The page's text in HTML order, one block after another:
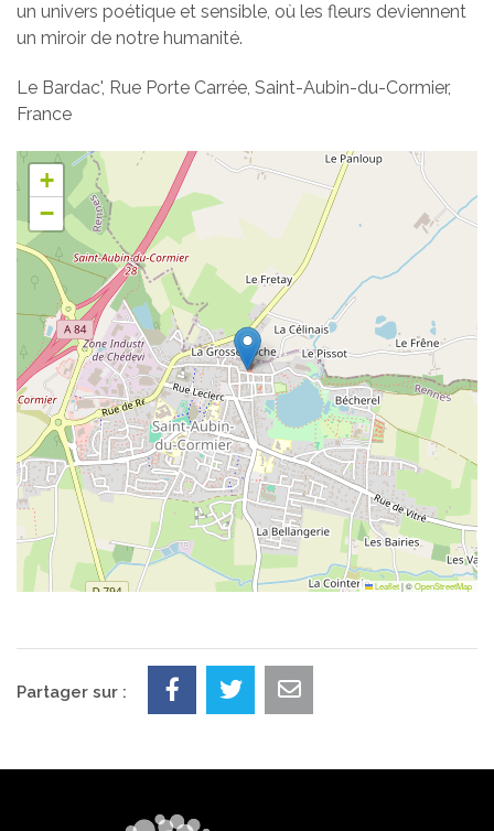
un univers poétique et sensible, où les fleurs deviennent
un miroir de notre humanité.
Le Bardac', Rue Porte Carrée, Saint-Aubin-du-Cormier,
France
+
−
Leaflet|©OpenStreetMap
Partager sur :